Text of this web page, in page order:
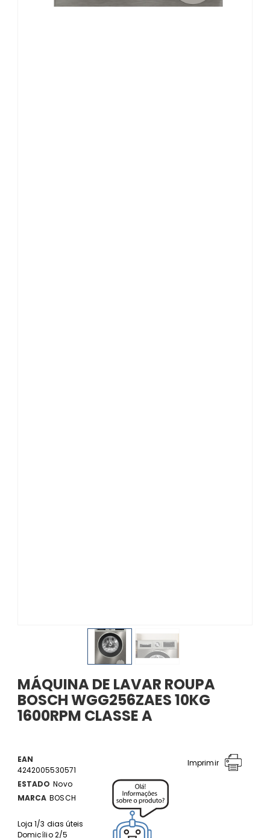
MÁQUINA DE LAVAR ROUPA
BOSCH WGG256ZAES 10KG
1600RPM CLASSE A
EAN
4242005530571
ESTADO Novo
MARCA BOSCH
Loja 1/3 dias úteis
Domicílio 2/5
Imprimir